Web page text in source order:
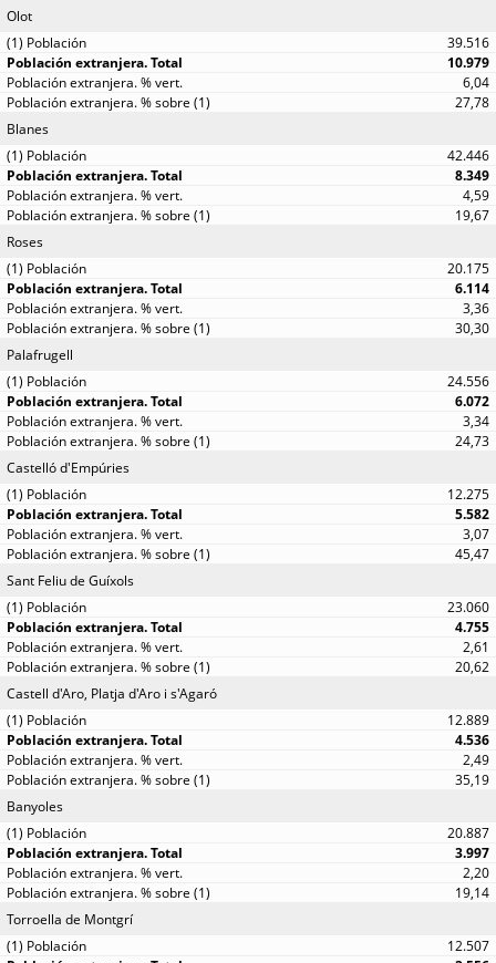
Olot
39.516
10.979
6,04
27,78
Blanes
42.446
8.349
4,59
19,67
Roses
20.175
6.114
3,36
30,30
Palafrugell
24.556
6.072
3,34
24,73
Castelló d'Empúries
12.275
5.582
3,07
45,47
Sant Feliu de Guíxols
23.060
4.755
2,61
20,62
Castell d'Aro, Platja d'Aro i s'Agaró
12.889
4.536
2,49
35,19
Banyoles
20.887
3.997
2,20
19,14
Torroella de Montgrí
12.507